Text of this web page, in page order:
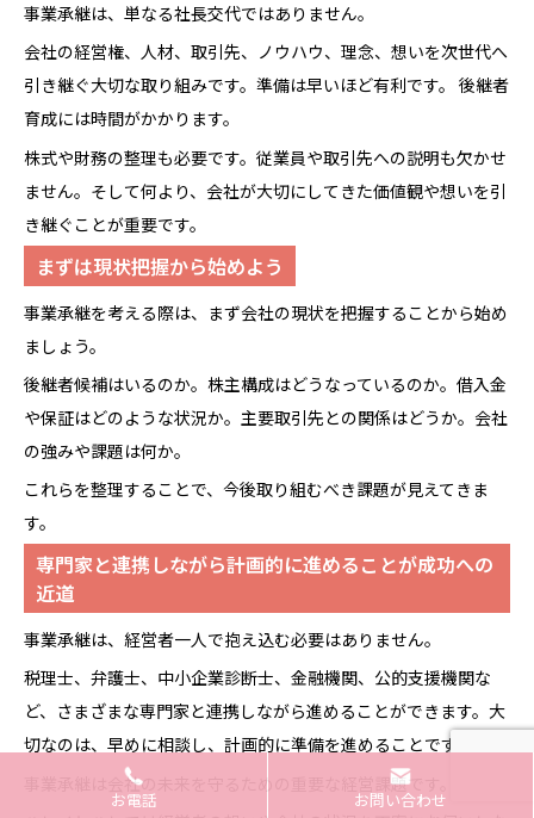
事業承継は、単なる社長交代ではありません。
会社の経営権、人材、取引先、ノウハウ、理念、想いを次世代へ
引き継ぐ大切な取り組みです。準備は早いほど有利です。 後継者
育成には時間がかかります。
株式や財務の整理も必要です。従業員や取引先への説明も欠かせ
ません。そして何より、会社が大切にしてきた価値観や想いを引
き継ぐことが重要です。
まずは現状把握から始めよう
事業承継を考える際は、まず会社の現状を把握することから始め
ましょう。
後継者候補はいるのか。株主構成はどうなっているのか。借入金
や保証はどのような状況か。主要取引先との関係はどうか。会社
の強みや課題は何か。
これらを整理することで、今後取り組むべき課題が見えてきま
す。
専門家と連携しながら計画的に進めることが成功への
近道
事業承継は、経営者一人で抱え込む必要はありません。
税理士、弁護士、中小企業診断士、金融機関、公的支援機関な
ど、さまざまな専門家と連携しながら進めることができます。大
切なのは、早めに相談し、計画的に準備を進めることです。
事業承継は会社の未来を守るための重要な経営課題です。
お電話 お問い合わせ